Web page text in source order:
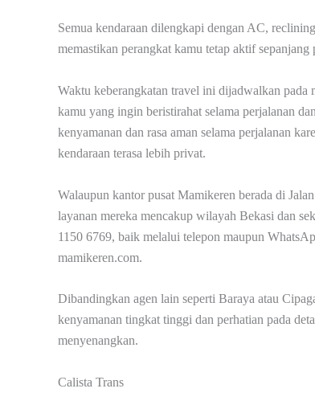
Semua kendaraan dilengkapi dengan AC,
memastikan perangkat kamu tetap aktif sepanjang
Waktu keberangkatan travel ini dijadwalkan
kamu yang ingin beristirahat selama perjalanan
kenyamanan dan rasa aman selama perjalanan
kendaraan terasa lebih privat.
Walaupun kantor pusat Mamikeren berada di
layanan mereka mencakup wilayah Bekasi dan
1150 6769, baik melalui telepon maupun
mamikeren.com.
Dibandingkan agen lain seperti Baraya atau
kenyamanan tingkat tinggi dan perhatian pada
menyenangkan.
Calista Trans